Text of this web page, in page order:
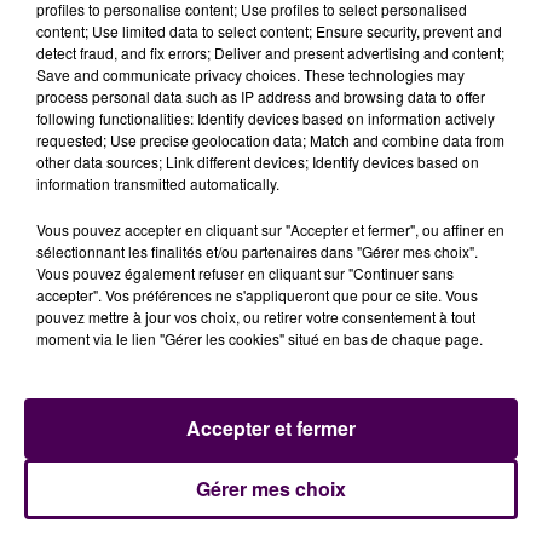
VENDÔME : L’HÔPITAL ÉVACUÉ
VENDÔMOIS : LES ÉTABLISSEMENTS SCOLAIRES FERMÉS CE
VENDREDI
profiles to personalise content; Use profiles to select personalised
content; Use limited data to select content; Ensure security, prevent and
detect fraud, and fix errors; Deliver and present advertising and content;
Save and communicate privacy choices. These technologies may
process personal data such as IP address and browsing data to offer
following functionalities: Identify devices based on information actively
requested; Use precise geolocation data; Match and combine data from
other data sources; Link different devices; Identify devices based on
information transmitted automatically.
Vous pouvez accepter en cliquant sur "Accepter et fermer", ou affiner en
sélectionnant les finalités et/ou partenaires dans "Gérer mes choix".
Vous pouvez également refuser en cliquant sur "Continuer sans
accepter". Vos préférences ne s'appliqueront que pour ce site. Vous
pouvez mettre à jour vos choix, ou retirer votre consentement à tout
moment via le lien "Gérer les cookies" situé en bas de chaque page.
Gérer mes choix
Accepter et fermer